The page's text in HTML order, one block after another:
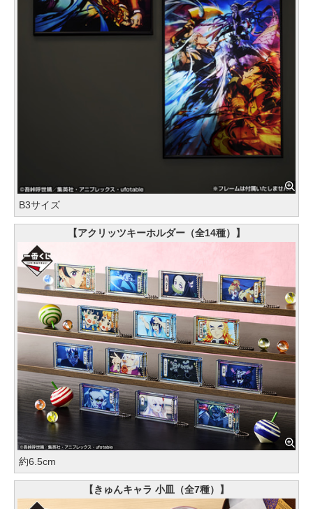
B3サイズ
【アクリッツキーホルダー（全14種）】
約6.5cm
【きゅんキャラ 小皿（全7種）】